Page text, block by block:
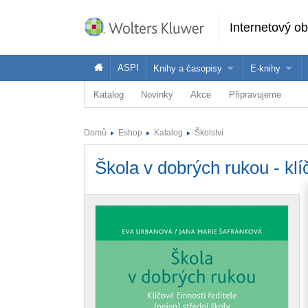
Internetový
ASPI Knihy a časopisy
Knihy
E-knihy
Jak na naše
Katalog Novinky Akce Připravujeme
Domů Eshop Katalog Školství
Škola v dobrých rukou -